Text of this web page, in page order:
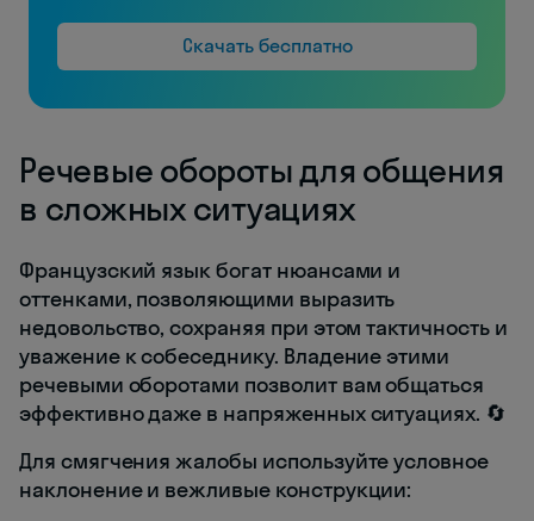
Скачать бесплатно
Речевые обороты для общения
в сложных ситуациях
Французский язык богат нюансами и
оттенками, позволяющими выразить
недовольство, сохраняя при этом тактичность и
уважение к собеседнику. Владение этими
речевыми оборотами позволит вам общаться
эффективно даже в напряженных ситуациях. 🔄
Для смягчения жалобы используйте условное
наклонение и вежливые конструкции: